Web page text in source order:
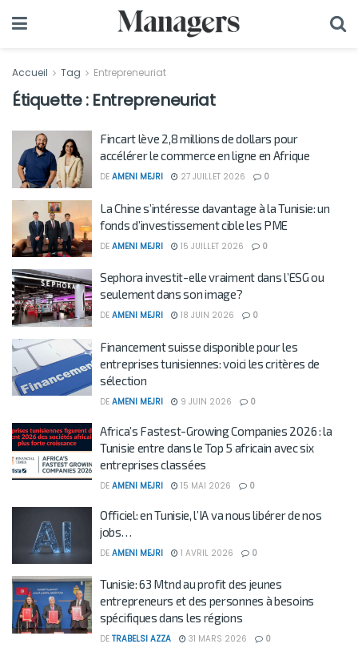
Accueil Tag Entrepreneuriat
Étiquette : Entrepreneuriat
Fincart lève 2,8 millions de dollars pour
accélérer le commerce en ligne en Afrique
DE AMENI MEJRI 27 JUILLET 2026 0
La Chine s’intéresse davantage à la Tunisie: un
fonds d’investissement cible les PME
DE AMENI MEJRI 15 JUILLET 2026 0
Sephora investit-elle vraiment dans l’ESG ou
seulement dans son image?
DE AMENI MEJRI 18 JUIN 2026 0
Financement suisse disponible pour les
entreprises tunisiennes: voici les critères de
sélection
DE AMENI MEJRI 9 JUIN 2026 0
Africa’s Fastest-Growing Companies 2026 : la
Tunisie entre dans le Top 5 africain avec six
entreprises classées
DE AMENI MEJRI 15 MAI 2026 0
Officiel: en Tunisie, l’IA va nous libérer de nos
jobs…
DE AMENI MEJRI 1 AVRIL 2026 0
Tunisie: 63 Mtnd au profit des jeunes
entrepreneurs et des personnes à besoins
spécifiques dans les régions
DE TRABELSI AZZA 31 MARS 2026 0